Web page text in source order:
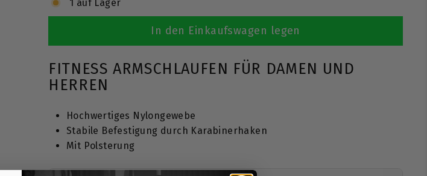
1 auf Lager
In den Einkaufswagen legen
FITNESS ARMSCHLAUFEN FÜR DAMEN UND
HERREN
Hochwertiges Nylongewebe
Stabile Befestigung durch Karabinerhaken
Mit Polsterung